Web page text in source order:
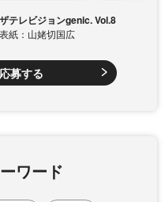
ザテレビジョンgenic. Vol.8
表紙：山姥切国広
募する
ワード